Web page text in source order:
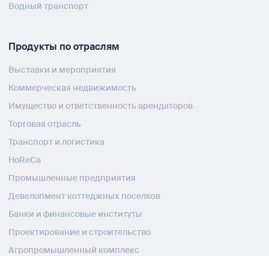
Водный транспорт
Продукты по отраслям
Выставки и мероприятия
Коммерческая недвижимость
Имущество и ответственность арендаторов
Торговая отрасль
Транспорт и логистика
HoReCa
Промышленные предприятия
Девелопмент коттеджных поселков
Банки и финансовые институты
Проектирование и строительство
Агропромышленный комплекс